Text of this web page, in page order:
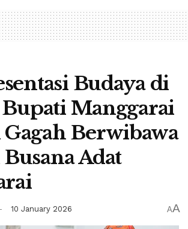
Budaya di
Bupati Manggarai
Berwibawa
Adat
10 January 2026 AA